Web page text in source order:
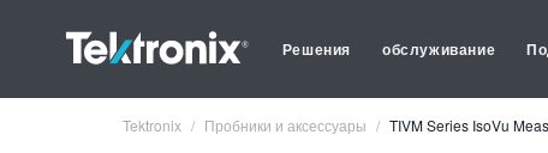
Решения обслуживание
Tektronix Пробники и аксессуары TIVM Series IsoVu